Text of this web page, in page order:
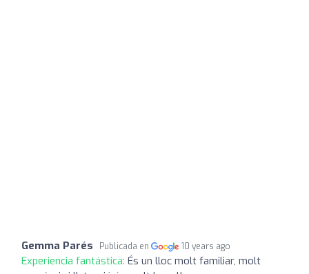
Gemma Parés Publicada en 10 years ago
Experiencia fantástica: És un lloc molt familiar, molt